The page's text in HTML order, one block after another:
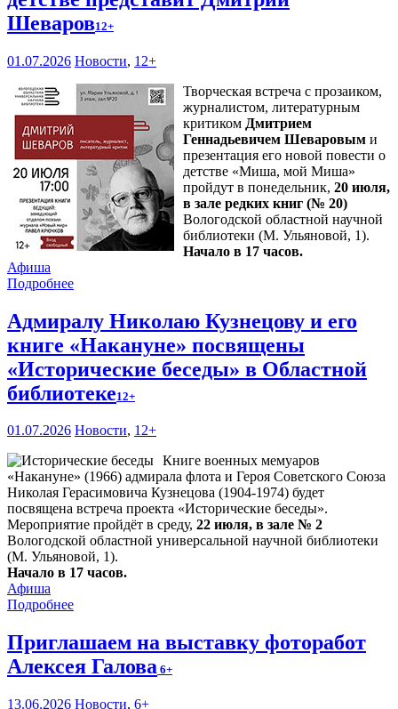
Шеваров12+
01.07.2026 Новости, 12+
Творческая встреча с прозаиком,
журналистом, литературным
критиком Дмитрием
Геннадьевичем Шеваровым и
презентация его новой повести о
детстве «Миша, мой Миша»
пройдут в понедельник, 20 июля,
в зале редких книг (№ 20)
Вологодской областной научной
библиотеки (М. Ульяновой, 1).
Начало в 17 часов.
Афиша
Подробнее
Адмиралу Николаю Кузнецову и его
книге «Накануне» посвящены
«Исторические беседы» в Областной
библиотеке12+
01.07.2026 Новости, 12+
Книге военных мемуаров
«Накануне» (1966) адмирала флота и Героя Советского Союза
Николая Герасимовича Кузнецова (1904-1974) будет
посвящена встреча проекта «Исторические беседы».
Мероприятие пройдёт в среду, 22 июля, в зале № 2
Вологодской областной универсальной научной библиотеки
(М. Ульяновой, 1).
Начало в 17 часов.
Афиша
Подробнее
Приглашаем на выставку фоторабот
Алексея Галова 6+
13.06.2026 Новости, 6+